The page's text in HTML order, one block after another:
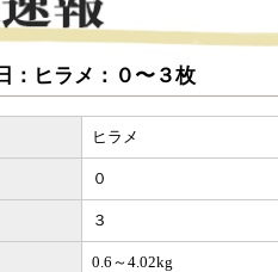
：ヒラメ：０〜３枚
ヒラメ
０
３
0.6～4.02kg